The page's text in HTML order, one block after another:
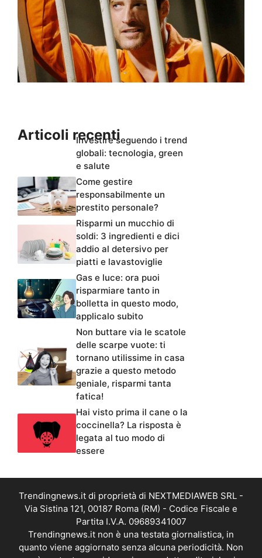
Articoli recentiInvestire seguendo i trend
globali: tecnologia, green
e salute
Come gestire
responsabilmente un
prestito personale?
Risparmi un mucchio di
soldi: 3 ingredienti e dici
addio al detersivo per
piatti e lavastoviglie
Gas e luce: ora puoi
risparmiare tanto in
bolletta in questo modo,
applicalo subito
Non buttare via le scatole
delle scarpe vuote: ti
tornano utilissime in casa
grazie a questo metodo
geniale, risparmi tanta
fatica!
Hai visto prima il cane o la
coccinella? La risposta è
legata al tuo modo di
essere
Trendingnews.it di proprietà di NEXTMEDIAWEB SRL -
Via Sistina 121, 00187 Roma (RM) - Codice Fiscale e
Partita I.V.A. 09689341007
Trendingnews.it non è una testata giornalistica, in
quanto viene aggiornato senza alcuna periodicità. Non